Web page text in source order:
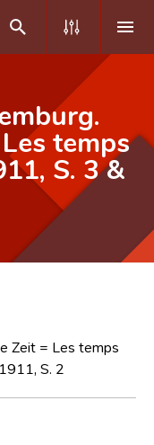
temps
S. 3 &
Zeit = Les temps
S. 2